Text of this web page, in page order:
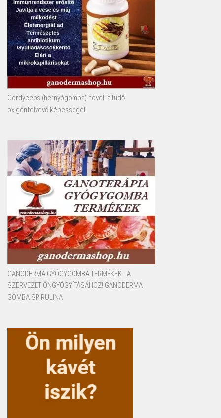
Cordyceps (hernyógomba) növeli a tüdő
oxigénfelvevő képességét
GANODERMA GYÓGYGOMBA TERMÉKEK - A
SZERVEZET ÖNGYÓGYÍTÁSÁHOZ! GANODERMA
GOMBA SPIRULINA